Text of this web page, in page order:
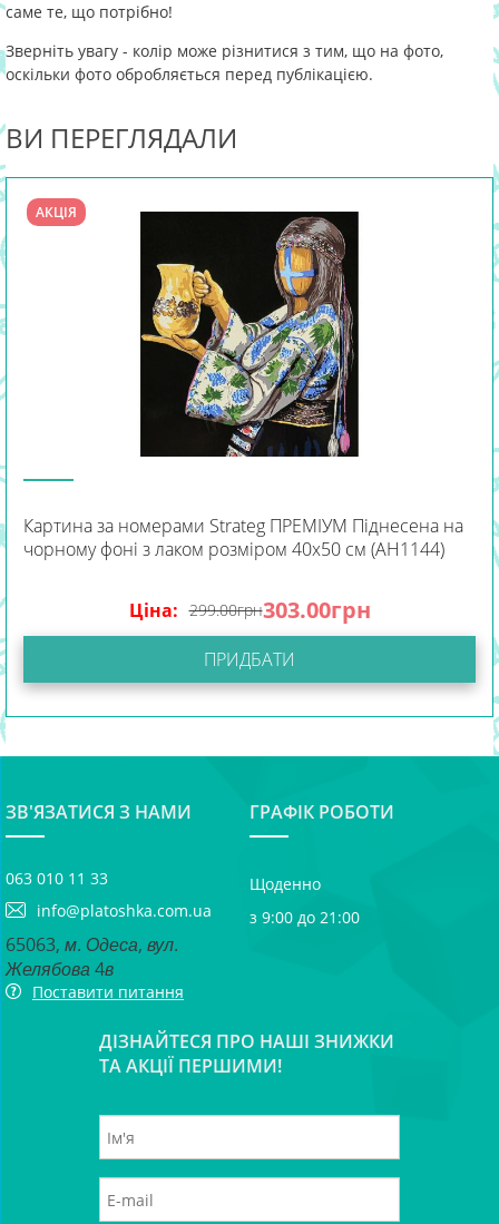
саме те, що потрібно!
Зверніть увагу - колір може різнитися з тим, що на фото,
оскільки фото обробляється перед публікацією.
ВИ ПЕРЕГЛЯДАЛИ
АКЦІЯ
Картина за номерами Strateg ПРЕМІУМ Піднесена на
чорному фоні з лаком розміром 40х50 см (AH1144)
Ціна: 299.00грн303.00грн
ПРИДБАТИ
ЗВ'ЯЗАТИСЯ З НАМИ
063 010 11 33
info@platoshka.com.ua
65063, м. Одеса, вул.
Желябова 4в
Поставити питання
ГРАФІК РОБОТИ
Щоденно
з 9:00 до 21:00
ДІЗНАЙТЕСЯ ПРО НАШІ ЗНИЖКИ
ТА АКЦІЇ ПЕРШИМИ!